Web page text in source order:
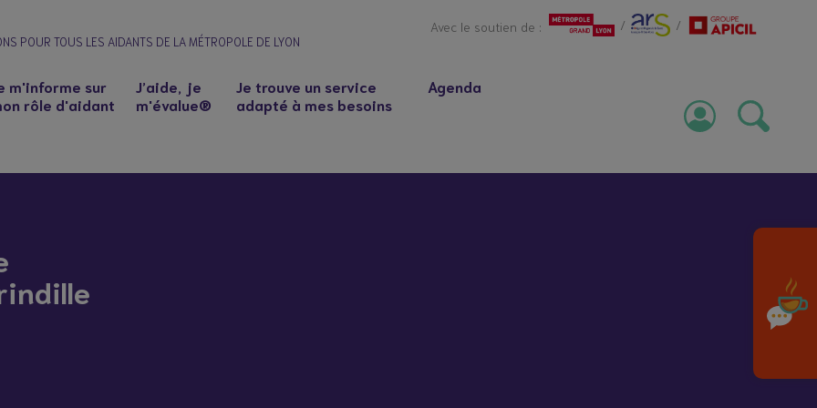
POUR TOUS LES AIDANTS DE LA MÉTROPOLE DE LYON
m'informe sur
rôle d'aidant
J’aide, je
m'évalue®
Je trouve un service
adapté à mes besoins
Agenda
Avec le soutien de : / /